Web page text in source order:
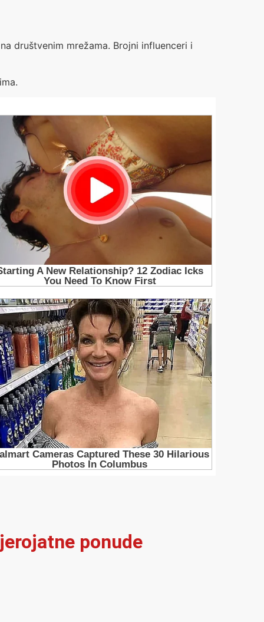
društvenim mrežama. Brojni influenceri i
ponude